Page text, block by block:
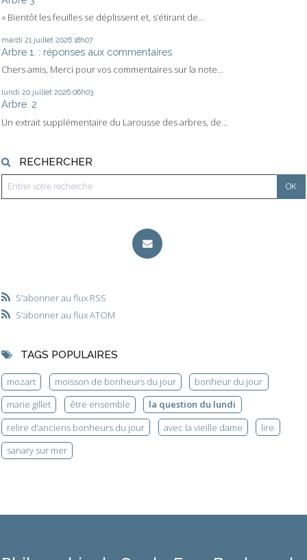
« Bientôt les feuilles se déplissent et, s’étirant de...
mardi 21 juillet 2026 18h07
Arbre 1. : réponses aux commentaires
Chers amis, Merci pour vos commentaires sur la note...
lundi 20 juillet 2026 06h03
Arbre. 2
Un extrait supplémentaire du Larousse des arbres, de...
RECHERCHER
S'abonner au flux RSS
S'abonner au flux ATOM
TAGS POPULAIRES
mozart moisson de bonheurs du jour
bonheur du jour
marie gillet
être ensemble
la question du lundi
relire d'anciens bonheurs du jour
avec la vieille dame
lire
sanary sur mer